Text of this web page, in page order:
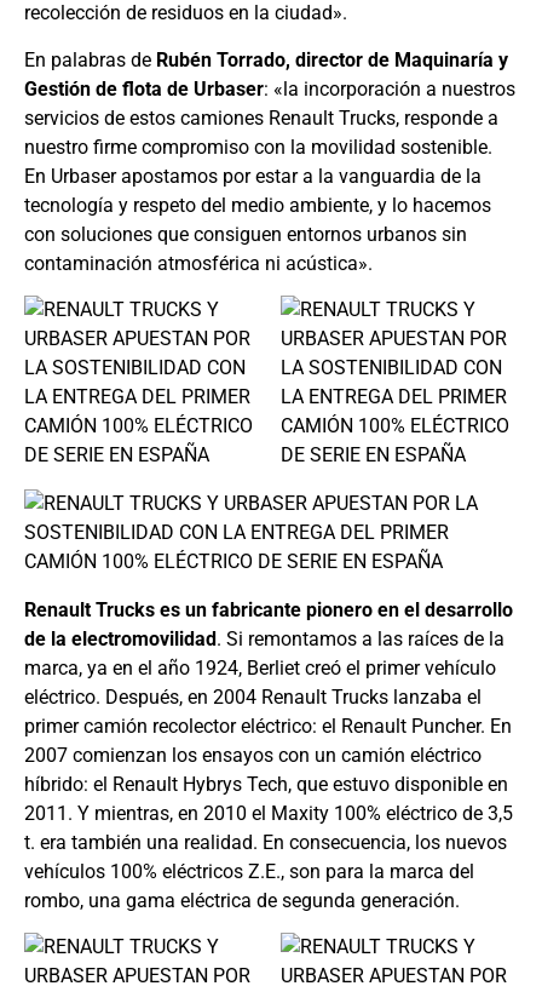
recolección de residuos en la ciudad».
En palabras de Rubén Torrado, director de Maquinaría y
Gestión de flota de Urbaser: «la incorporación a nuestros
servicios de estos camiones Renault Trucks, responde a
nuestro firme compromiso con la movilidad sostenible.
En Urbaser apostamos por estar a la vanguardia de la
tecnología y respeto del medio ambiente, y lo hacemos
con soluciones que consiguen entornos urbanos sin
contaminación atmosférica ni acústica».
Renault Trucks es un fabricante pionero en el desarrollo
de la electromovilidad. Si remontamos a las raíces de la
marca, ya en el año 1924, Berliet creó el primer vehículo
eléctrico. Después, en 2004 Renault Trucks lanzaba el
primer camión recolector eléctrico: el Renault Puncher. En
2007 comienzan los ensayos con un camión eléctrico
híbrido: el Renault Hybrys Tech, que estuvo disponible en
2011. Y mientras, en 2010 el Maxity 100% eléctrico de 3,5
t. era también una realidad. En consecuencia, los nuevos
vehículos 100% eléctricos Z.E., son para la marca del
rombo, una gama eléctrica de segunda generación.